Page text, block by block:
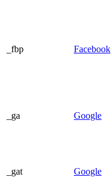
_fbp Facebook
_ga Google
_gat Google